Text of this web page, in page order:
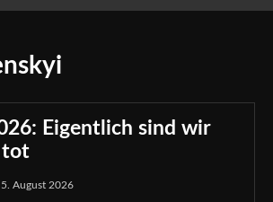
Eigentlich sind wir
tot
5. August 2026